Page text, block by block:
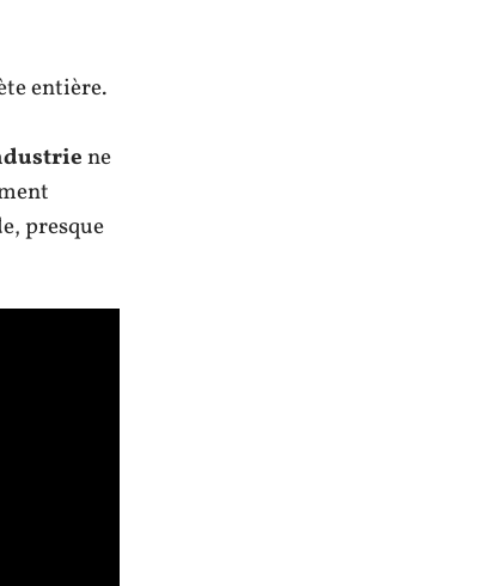
entière.
ne
presque